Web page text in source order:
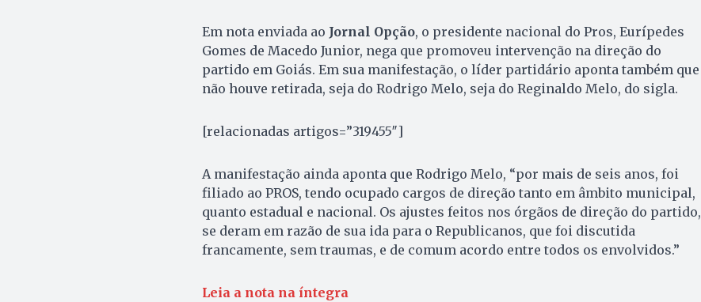
Em nota enviada ao Jornal Opção, o presidente nacional do Pros, Eurípedes
Gomes de Macedo Junior, nega que promoveu intervenção na direção do
partido em Goiás. Em sua manifestação, o líder partidário aponta também que
não houve retirada, seja do Rodrigo Melo, seja do Reginaldo Melo, do sigla.
[relacionadas artigos=”319455″]
A manifestação ainda aponta que Rodrigo Melo, “por mais de seis anos, foi
filiado ao PROS, tendo ocupado cargos de direção tanto em âmbito municipal,
quanto estadual e nacional. Os ajustes feitos nos órgãos de direção do partido,
se deram em razão de sua ida para o Republicanos, que foi discutida
francamente, sem traumas, e de comum acordo entre todos os envolvidos.”
Leia a nota na íntegra